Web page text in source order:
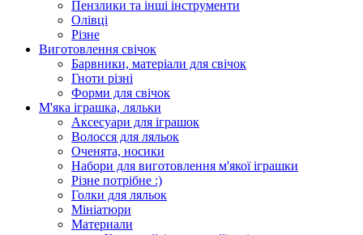
Пензлики та інші інструменти
Олівці
Різне
Виготовлення свічок
Барвники, матеріали для свічок
Гноти різні
Форми для свічок
М'яка іграшка, ляльки
Аксесуари для іграшок
Волосся для ляльок
Оченята, носики
Набори для виготовлення м'якої іграшки
Різне потрібне :)
Голки для ляльок
Мініатюри
Материали